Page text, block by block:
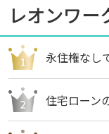
レオンワー